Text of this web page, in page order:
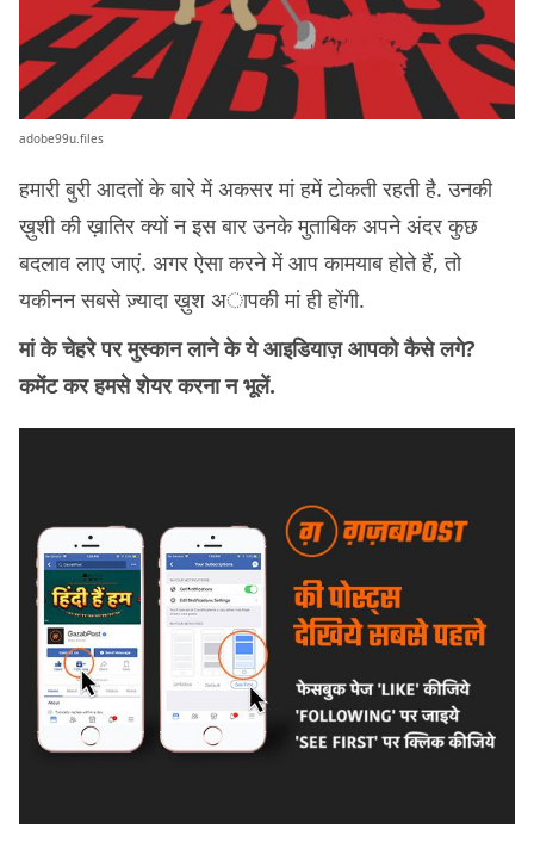
adobe99u.files
हमारी बुरी आदतों के बारे में अकसर मां हमें टोकती रहती है. उनकी
ख़ुशी की ख़ातिर क्यों न इस बार उनके मुताबिक अपने अंदर कुछ
बदलाव लाए जाएं. अगर ऐसा करने में आप कामयाब होते हैं, तो
यकीनन सबसे ज़्यादा ख़ुश अापकी मां ही होंगी.
मां के चेहरे पर मुस्कान लाने के ये आइडियाज़ आपको कैसे लगे?
कमेंट कर हमसे शेयर करना न भूलें.